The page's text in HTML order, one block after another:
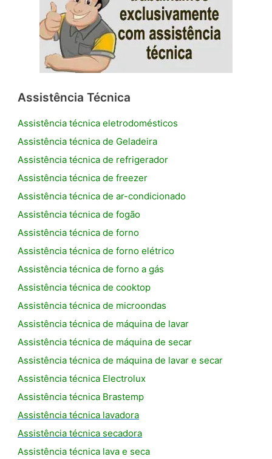
Assistência Técnica
Assistência técnica eletrodomésticos
Assistência técnica de Geladeira
Assistência técnica de refrigerador
Assistência técnica de freezer
Assistência técnica de ar-condicionado
Assistência técnica de fogão
Assistência técnica de forno
Assistência técnica de forno elétrico
Assistência técnica de forno a gás
Assistência técnica de cooktop
Assistência técnica de microondas
Assistência técnica de máquina de lavar
Assistência técnica de máquina de secar
Assistência técnica de máquina de lavar e secar
Assistência técnica Electrolux
Assistência técnica Brastemp
Assistência técnica lavadora
Assistência técnica secadora
Assistência técnica lava e seca